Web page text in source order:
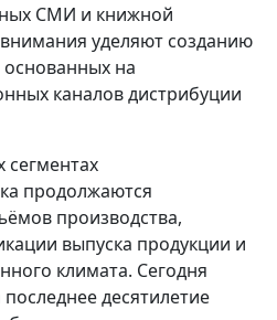
СМИ и книжной
уделяют созданию
на
каналов дистрибуции
сегментах
продолжаются
производства,
выпуска продукции и
климата. Сегодня
десятилетие